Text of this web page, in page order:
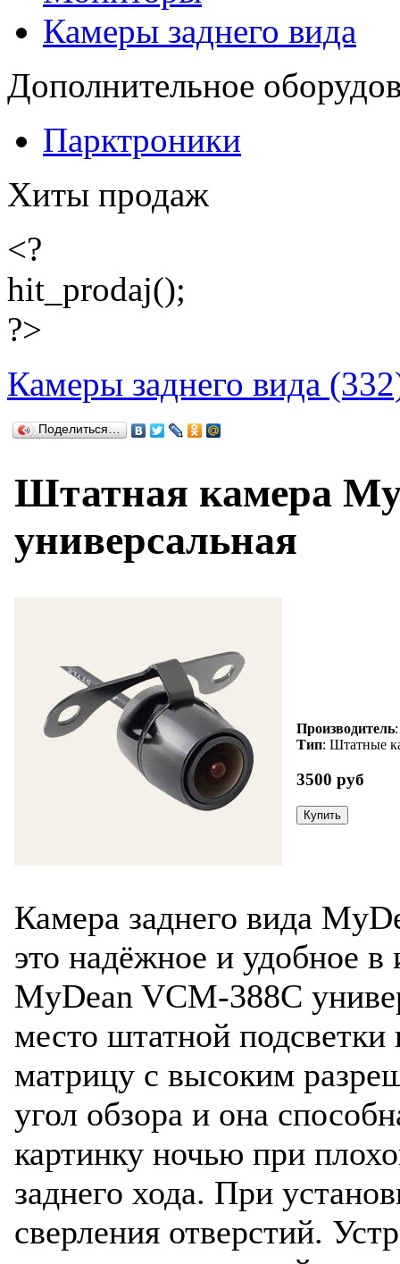
Камеры заднего вида
Дополнительное
Парктроники
Хиты продаж
<?
hit_prodaj();
?>
Камеры заднего вида
Поделиться…
Штатная камера
универсальная
Производитель
Тип: Штатные
3500 руб
Камера заднего вида
это надёжное и удобное в
MyDean VCM-388C
место штатной
матрицу с высоким
угол обзора и она
картинку ночью при
заднего хода. При
сверления отверстий.